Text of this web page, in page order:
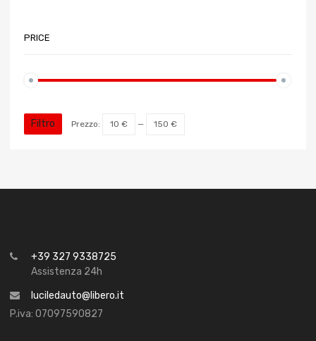
PRICE
Filtro Prezzo: 10 € — 150 €
+39 327 9338725
Assistenza 24h
luciledauto@libero.it
P.iva: 07097590827